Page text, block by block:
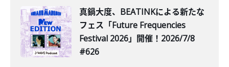
真鍋大度、BEATINKによる新たな
フェス「Future Frequencies
Festival 2026」開催！2026/7/8
#626